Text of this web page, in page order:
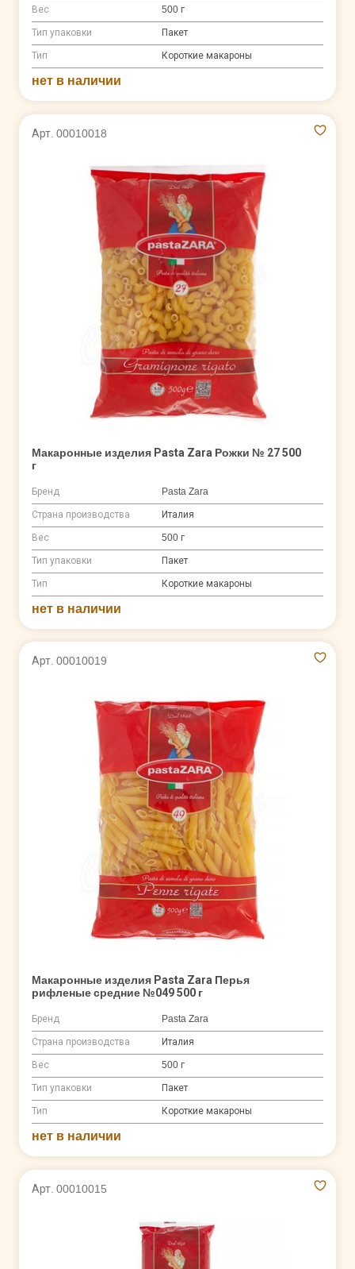
Вес 500 г
Тип упаковки Пакет
Тип Короткие макароны
нет в наличии
Арт. 00010018
Макаронные изделия Pasta Zara Рожки № 27 500
г
Бренд Pasta Zara
Страна производства Италия
Вес 500 г
Тип упаковки Пакет
Тип Короткие макароны
нет в наличии
Арт. 00010019
Макаронные изделия Pasta Zara Перья
рифленые средние №049 500 г
Бренд Pasta Zara
Страна производства Италия
Вес 500 г
Тип упаковки Пакет
Тип Короткие макароны
нет в наличии
Арт. 00010015